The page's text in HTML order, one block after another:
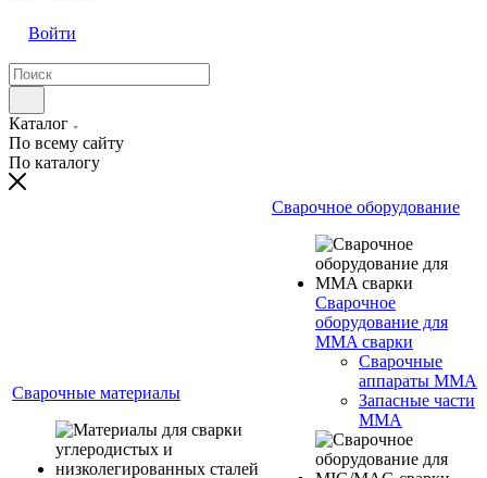
Войти
Каталог
По всему сайту
По каталогу
Сварочные материалы
Сварочное оборудование
Сварочное
оборудование для
MMA сварки
Сварочные
аппараты MMA
Запасные части
MMA